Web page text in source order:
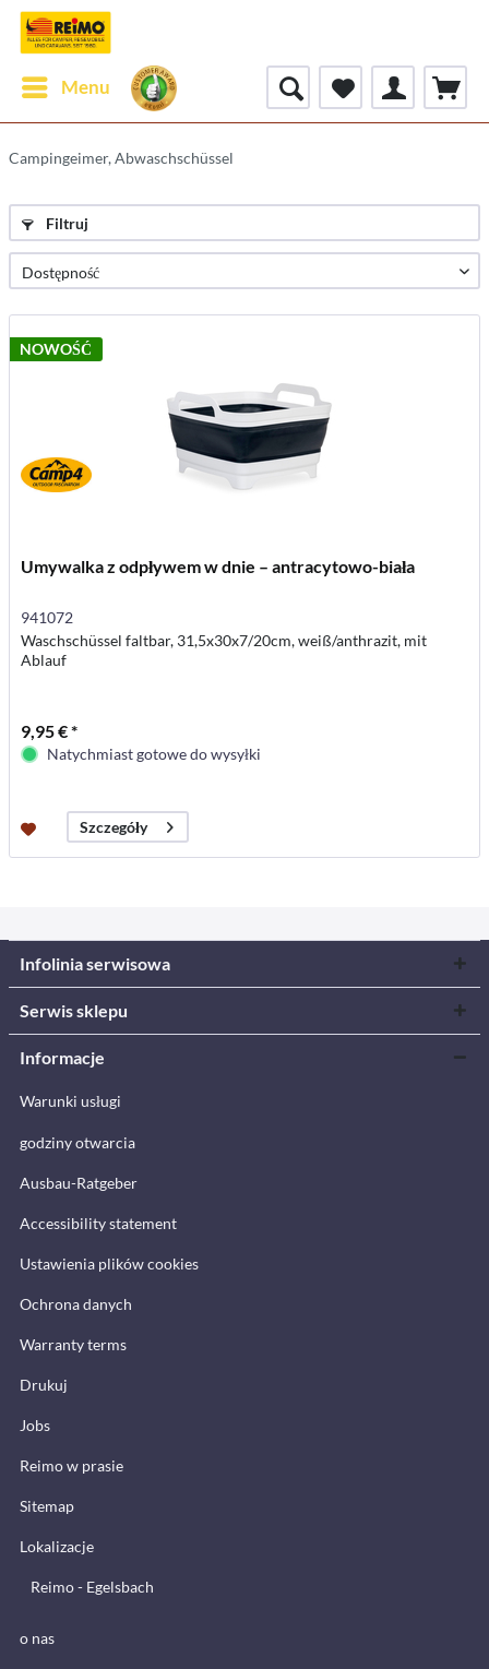
Menu
Campingeimer, Abwaschschüssel
Filtruj
NOWOŚĆ
Umywalka z odpływem w dnie – antracytowo-biała
941072
Waschschüssel faltbar, 31,5x30x7/20cm, weiß/anthrazit, mit
Ablauf
9,95 € *
Natychmiast gotowe do wysyłki
Szczegóły
Infolinia serwisowa
Serwis sklepu
Informacje
Warunki usługi
godziny otwarcia
Ausbau-Ratgeber
Accessibility statement
Ustawienia plików cookies
Ochrona danych
Warranty terms
Drukuj
Jobs
Reimo w prasie
Sitemap
Lokalizacje
Reimo - Egelsbach
o nas